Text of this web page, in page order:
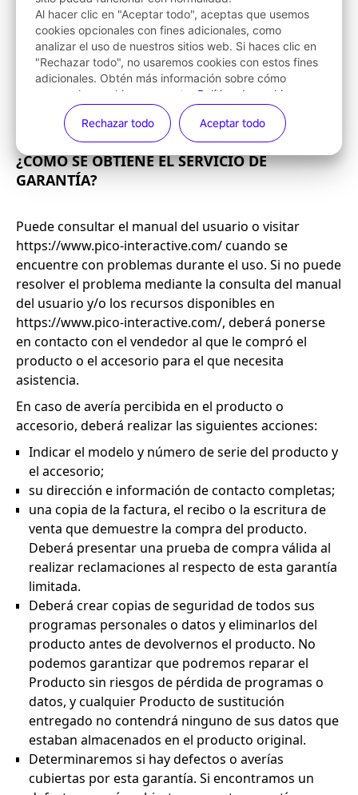
Al hacer clic en "Aceptar todo", aceptas que usemos
cookies opcionales con fines adicionales, como
analizar el uso de nuestros sitios web. Si haces clic en
"Rechazar todo", no usaremos cookies con estos fines
adicionales. Obtén más información sobre cómo
usamos las cookies en nuestra Política de cookies
Puedesgestionar tus cookiesen cualquier momento.
Rechazar todo Aceptar todo